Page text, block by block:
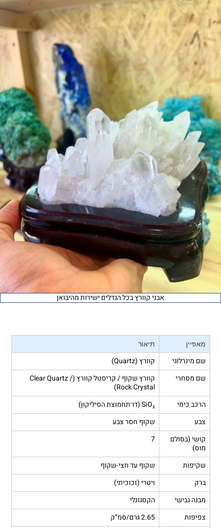
אבני קוורץ בכל הגדלים ישירות מהיבואן
מאפיין תיאור
שם מינרלוגי
קוורץ (Quartz)
שם מסחרי
קוורץ שקוף / קריסטל קוורץ (Clear Quartz /
Rock Crystal)
הרכב כימי
SiO₂ (דו־תחמוצת הסיליקון)
צבע
שקוף חסר צבע
קושי (בסולם
מוס)
7
שקיפות
שקוף עד חצי-שקוף
ברק
ויטרי (זכוכיתי)
מבנה גבישי
הקסגונלי
צפיפות
2.65 גרם/סמ”ק